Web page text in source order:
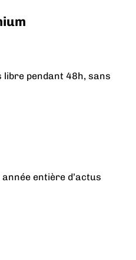
libre pendant 48h, sans
entière d’actus